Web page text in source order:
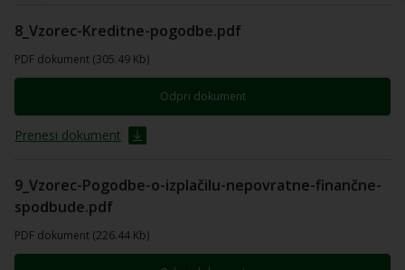
8_Vzorec-Kreditne-pogodbe.pdf
PDF dokument (305.49 Kb)
Odpri dokument
Prenesi dokument
9_Vzorec-Pogodbe-o-izplačilu-nepovratne-finančne-
spodbude.pdf
PDF dokument (226.44 Kb)